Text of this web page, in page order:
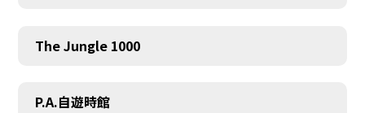
The Jungle 1000
P.A.自遊時館